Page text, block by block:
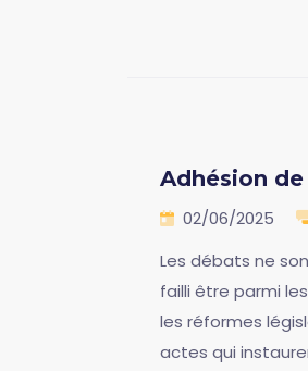
Adhésion de
02/06/2025
Les débats ne
failli être parmi
les réformes
actes qui